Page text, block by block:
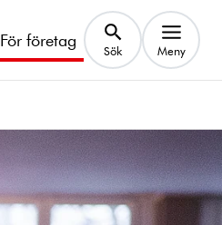
För företag Sök Meny